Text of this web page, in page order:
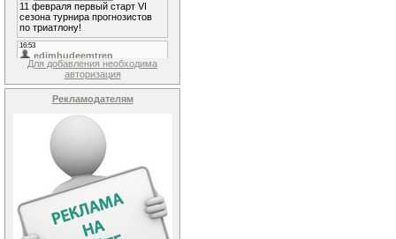
Для добавления необходима
авторизация
Рекламодателям